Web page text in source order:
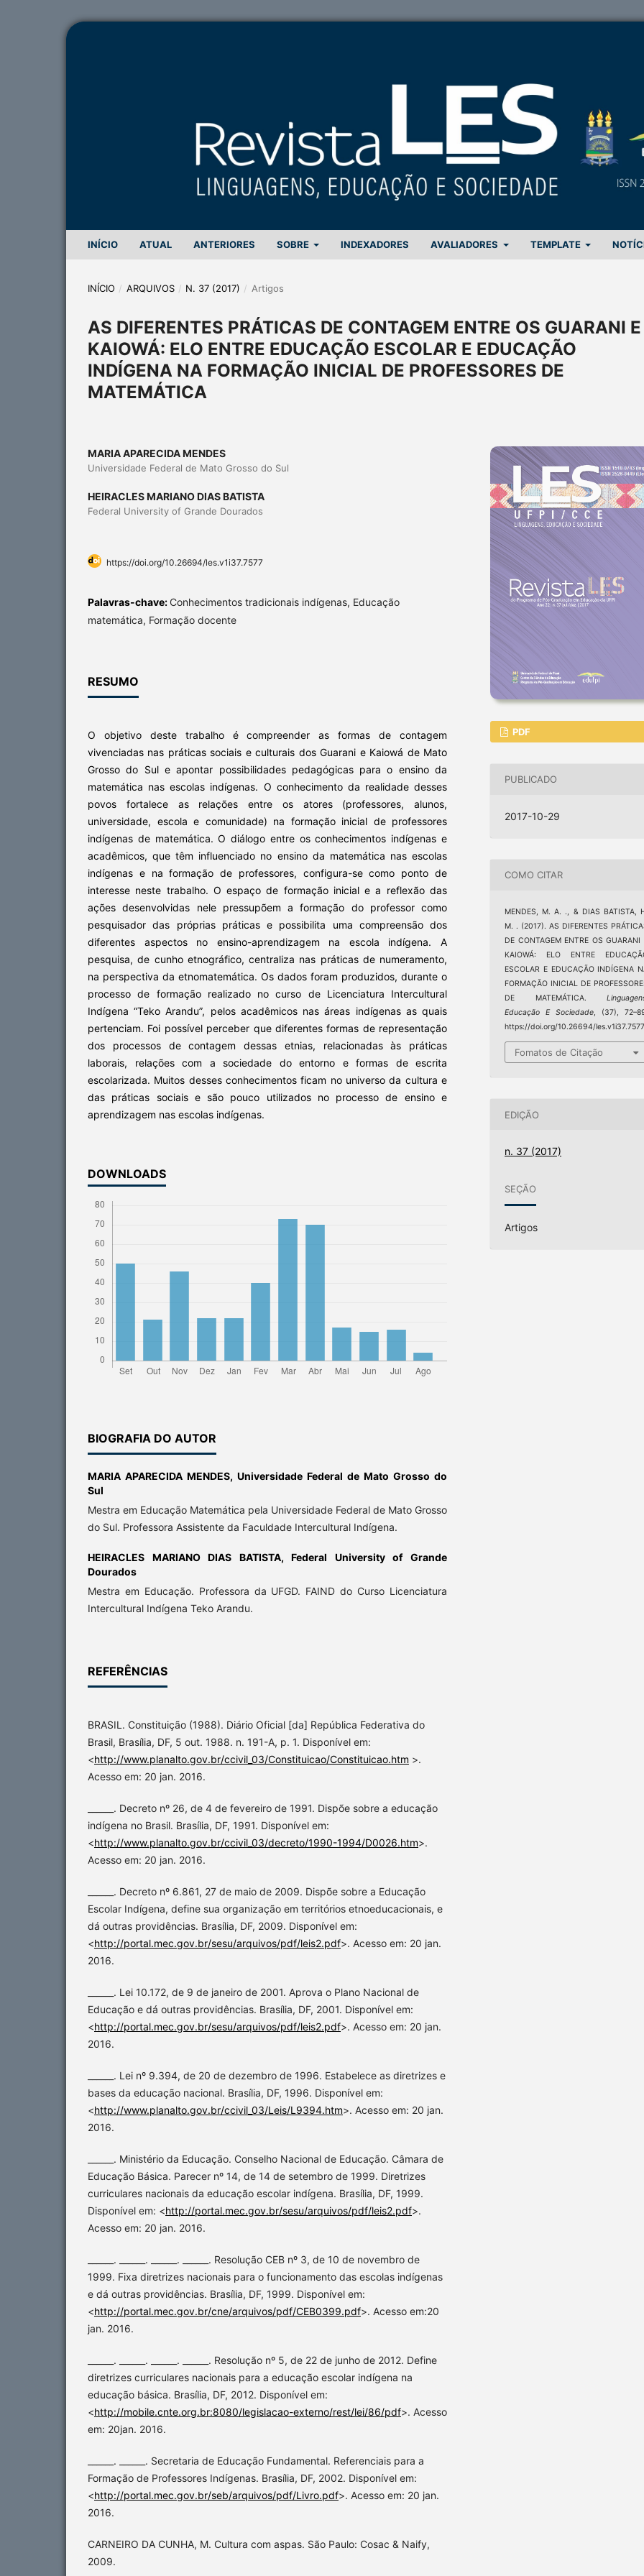
INÍCIO ATUAL ANTERIORES SOBRE INDEXADORES AVALIADORES TEMPLATE
INÍCIO / ARQUIVOS / N. 37 (2017) / Artigos
AS DIFERENTES PRÁTICAS DE CONTAGEM ENTRE OS GUARANI E
KAIOWÁ: ELO ENTRE EDUCAÇÃO ESCOLAR E EDUCAÇÃO
INDÍGENA NA FORMAÇÃO INICIAL DE PROFESSORES DE
MATEMÁTICA
MARIA APARECIDA MENDES
Universidade Federal de Mato Grosso do Sul
HEIRACLES MARIANO DIAS BATISTA
Federal University of Grande Dourados
https://doi.org/10.26694/les.v1i37.7577
Palavras-chave: Conhecimentos tradicionais indígenas, Educação
matemática, Formação docente
RESUMO
O objetivo deste trabalho é compreender as formas de contagem
vivenciadas nas práticas sociais e culturais dos Guarani e Kaiowá de Mato
Grosso do Sul e apontar possibilidades pedagógicas para o ensino da
matemática nas escolas indígenas. O conhecimento da realidade desses
povos fortalece as relações entre os atores (professores, alunos,
universidade, escola e comunidade) na formação inicial de professores
indígenas de matemática. O diálogo entre os conhecimentos indígenas e
acadêmicos, que têm influenciado no ensino da matemática nas escolas
indígenas e na formação de professores, configura-se como ponto de
interesse neste trabalho. O espaço de formação inicial e a reflexão das
ações desenvolvidas nele pressupõem a formação do professor como
pesquisador das próprias práticas e possibilita uma compreensão dos
diferentes aspectos no ensino-aprendizagem na escola indígena. A
pesquisa, de cunho etnográfico, centraliza nas práticas de numeramento,
na perspectiva da etnomatemática. Os dados foram produzidos, durante o
processo de formação realizado no curso de Licenciatura Intercultural
Indígena “Teko Arandu”, pelos acadêmicos nas áreas indígenas as quais
pertenciam. Foi possível perceber que diferentes formas de representação
dos processos de contagem dessas etnias, relacionadas às práticas
laborais, relações com a sociedade do entorno e formas de escrita
escolarizada. Muitos desses conhecimentos ficam no universo da cultura e
das práticas sociais e são pouco utilizados no processo de ensino e
aprendizagem nas escolas indígenas.
DOWNLOADS
BIOGRAFIA DO AUTOR
MARIA APARECIDA MENDES, Universidade Federal de Mato Grosso do
Sul
Mestra em Educação Matemática pela Universidade Federal de Mato Grosso
do Sul. Professora Assistente da Faculdade Intercultural Indígena.
HEIRACLES MARIANO DIAS BATISTA,Federal University of Grande
Dourados
Mestra em Educação. Professora da UFGD. FAIND do Curso Licenciatura
Intercultural Indígena Teko Arandu.
REFERÊNCIAS
BRASIL. Constituição (1988). Diário Oficial [da] República Federativa do
Brasil, Brasília, DF, 5 out. 1988. n. 191-A, p. 1. Disponível em:
<http://www.planalto.gov.br/ccivil_03/Constituicao/Constituicao.htm >.
Acesso em: 20 jan. 2016.
______. Decreto nº 26, de 4 de fevereiro de 1991. Dispõe sobre a educação
indígena no Brasil. Brasília, DF, 1991. Disponível em:
<http://www.planalto.gov.br/ccivil_03/decreto/1990-1994/D0026.htm>.
Acesso em: 20 jan. 2016.
______. Decreto nº 6.861, 27 de maio de 2009. Dispõe sobre a Educação
Escolar Indígena, define sua organização em territórios etnoeducacionais, e
dá outras providências. Brasília, DF, 2009. Disponível em:
<http://portal.mec.gov.br/sesu/arquivos/pdf/leis2.pdf>. Acesso em: 20 jan.
2016.
______. Lei 10.172, de 9 de janeiro de 2001. Aprova o Plano Nacional de
Educação e dá outras providências. Brasília, DF, 2001. Disponível em:
<http://portal.mec.gov.br/sesu/arquivos/pdf/leis2.pdf>. Acesso em: 20 jan.
2016.
______. Lei nº 9.394, de 20 de dezembro de 1996. Estabelece as diretrizes e
bases da educação nacional. Brasília, DF, 1996. Disponível em:
<http://www.planalto.gov.br/ccivil_03/Leis/L9394.htm>. Acesso em: 20 jan.
2016.
______. Ministério da Educação. Conselho Nacional de Educação. Câmara de
Educação Básica. Parecer nº 14, de 14 de setembro de 1999. Diretrizes
curriculares nacionais da educação escolar indígena. Brasília, DF, 1999.
Disponível em: <http://portal.mec.gov.br/sesu/arquivos/pdf/leis2.pdf>.
Acesso em: 20 jan. 2016.
______. ______. ______. ______. Resolução CEB nº 3, de 10 de novembro de
1999. Fixa diretrizes nacionais para o funcionamento das escolas indígenas
e dá outras providências. Brasília, DF, 1999. Disponível em:
<http://portal.mec.gov.br/cne/arquivos/pdf/CEB0399.pdf>. Acesso em:20
jan. 2016.
______. ______. ______. ______. Resolução nº 5, de 22 de junho de 2012. Define
diretrizes curriculares nacionais para a educação escolar indígena na
educação básica. Brasília, DF, 2012. Disponível em:
<http://mobile.cnte.org.br:8080/legislacao-externo/rest/lei/86/pdf>. Acesso
em: 20jan. 2016.
______. ______. Secretaria de Educação Fundamental. Referenciais para a
Formação de Professores Indígenas. Brasília, DF, 2002. Disponível em:
<http://portal.mec.gov.br/seb/arquivos/pdf/Livro.pdf>. Acesso em: 20 jan.
2016.
CARNEIRO DA CUNHA, M. Cultura com aspas. São Paulo: Cosac & Naify,
2009.
PDF
PUBLICADO
2017-10-29
COMO CITAR
MENDES, M. A. ., & DIAS BATISTA,
M. . (2017). AS DIFERENTES
DE CONTAGEM ENTRE OS GUARANI
KAIOWÁ: ELO ENTRE
ESCOLAR E EDUCAÇÃO INDÍGENA
FORMAÇÃO INICIAL DE
DE MATEMÁTICA.
Educação E Sociedade, (37),
https://doi.org/10.26694/les.v1i37.7577
Fomatos de Citação
EDIÇÃO
n. 37 (2017)
SEÇÃO
Artigos